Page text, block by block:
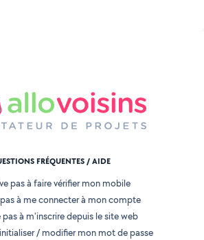
FRÉQUENTES / AIDE
pas à faire vérifier mon mobile
pas à me connecter à mon compte
pas à m'inscrire depuis le site web
/ modifier mon mot de passe